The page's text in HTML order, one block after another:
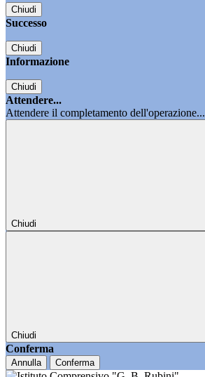
Chiudi
Successo
Chiudi
Informazione
Chiudi
Attendere...
Attendere il completamento dell'operazione...
Chiudi
Chiudi
Conferma
Annulla Conferma